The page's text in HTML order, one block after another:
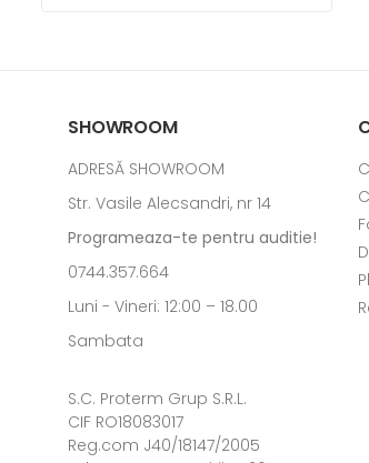
SHOWROOM
ADRESĂ SHOWROOM
Str. Vasile Alecsandri, nr 14
Programeaza-te pentru auditie!
0744.357.664
Luni - Vineri: 12:00 – 18.00
Sambata
S.C. Proterm Grup S.R.L.
CIF RO18083017
Reg.com J40/18147/2005